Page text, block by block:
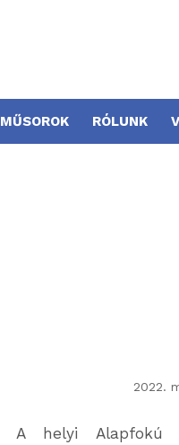
MŰSOROK RÓLUNK
2022.
A helyi Alapfokú